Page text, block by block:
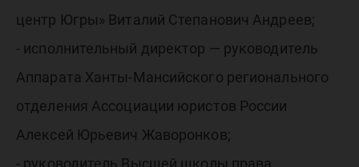
центр Югры» Виталий Степанович Андреев;
- исполнительный директор — руководитель
Аппарата Ханты-Мансийского регионального
отделения Ассоциации юристов России
Алексей Юрьевич Жаворонков;
- руководитель Высшей школы права